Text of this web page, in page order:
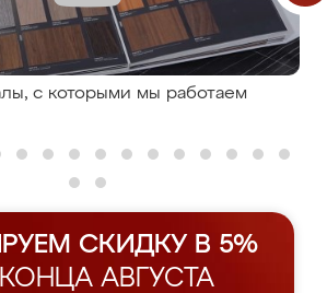
с которыми мы работаем
СКИДКУ В 5%
АВГУСТА